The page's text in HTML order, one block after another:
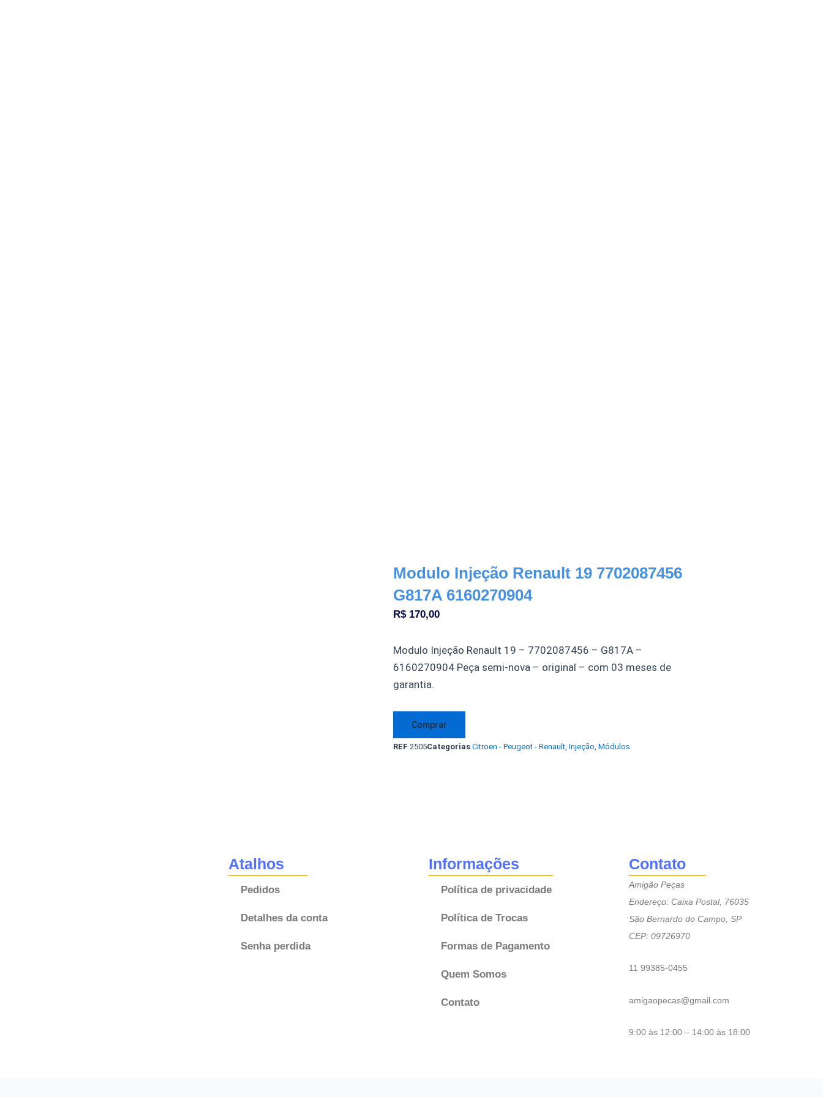
Modulo Injeção Renault 19 7702087456
G817A 6160270904
R$170,00
Modulo Injeção Renault 19 – 7702087456 – G817A –
6160270904 Peça semi-nova – original – com 03 meses de
garantia.
Modulo
Injeção
Renault
Comprar
REF 2505Categorias Citroen - Peugeot - Renault, Injeção Módulos
Atalhos
Pedidos
Detalhes da conta
Senha perdida
Informações
Política de privacidade
Política de Trocas
Formas de Pagamento
Quem Somos
Contato
Contato
Amigão Peças
Endereço: Caixa Postal, 76035
São Bernardo do Campo, SP
CEP: 09726970
11 99385-0455
amigaopecas@gmail.com
9:00 às 12:00 – 14:00 às 18:00